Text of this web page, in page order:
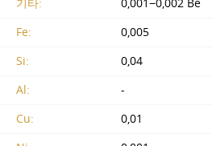
기타:
0,001−0,002 Be
Fe:
0,005
Si:
0,04
Al:
-
Cu:
0,01